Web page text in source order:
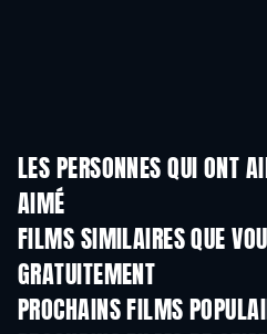
LES PERSONNES QUI ONT
AIMÉ
FILMS SIMILAIRES QUE
GRATUITEMENT
PROCHAINS FILMS